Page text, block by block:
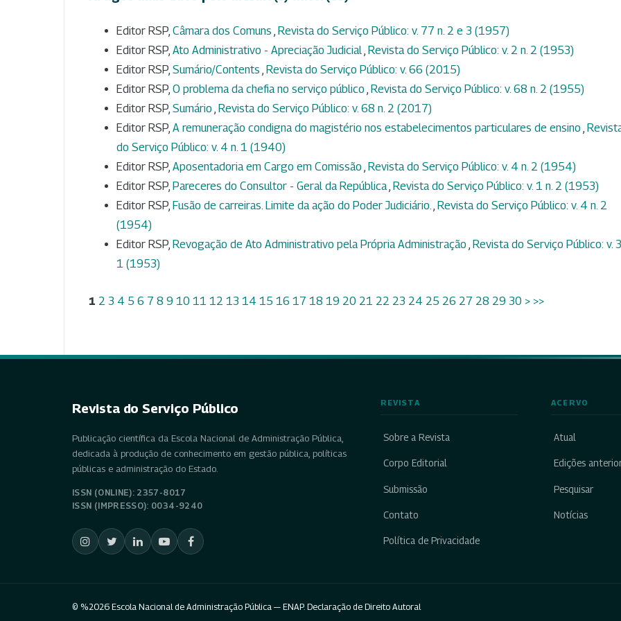
Editor RSP, Câmara dos Comuns , Revista do Serviço Público: v. 77 n. 2 e 3 (1957)
Editor RSP, Ato Administrativo - Apreciação Judicial, Revista do Serviço Público: v. 2 n. 2 (1953)
Editor RSP, Sumário/Contents , Revista do Serviço Público: v. 66 (2015)
Editor RSP, O problema da chefia no serviço público , Revista do Serviço Público: v. 68 n. 2 (1955)
Editor RSP, Sumário , Revista do Serviço Público: v. 68 n. 2 (2017)
Editor RSP, A remuneração condigna do magistério nos estabelecimentos particulares de ensino ,
do Serviço Público: v. 4 n. 1 (1940)
Editor RSP, Aposentadoria em Cargo em Comissão , Revista do Serviço Público: v. 4 n. 2 (1954)
Editor RSP, Pareceres do Consultor - Geral da República, Revista do Serviço Público: v. 1 n. 2 (1953)
Editor RSP, Fusão de carreiras. Limite da ação do Poder Judiciário., Revista do Serviço Público: v. 4 n. 2
(1954)
Editor RSP, Revogação de Ato Administrativo pela Própria Administração , Revista do Serviço Público: v.
1 (1953)
1 2 3 4 5 6 7 8 9 10 11 12 13 14 15 16 17 18 19 20 21 22 23 24 25 26 27 28 29 30 > >>
Revista do Serviço Público
Publicação científica da Escola Nacional de Administração Pública,
dedicada à produção de conhecimento em gestão pública, políticas
públicas e administração do Estado.
ISSN (ONLINE): 2357-8017
ISSN (IMPRESSO): 0034-9240
REVISTA
Sobre a Revista
Corpo Editorial
Submissão
Contato
Política de Privacidade
ACERVO
Atual
Edições
Pesquisar
Notícias
© %2026 Escola Nacional de Administração Pública — ENAP. Declaração de Direito Autoral